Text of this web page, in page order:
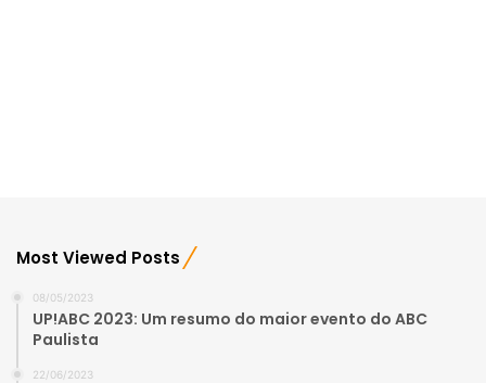
Most Viewed Posts
08/05/2023
UP!ABC 2023: Um resumo do maior evento do ABC
Paulista
22/06/2023